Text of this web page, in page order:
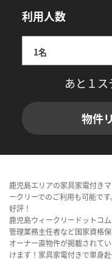
利用人数
あと１ス
物件
鹿児島エリアの家具家電付き
ークリーでのご利用も可能で
好評！
鹿児島ウィークリードットコ
管理業務主任者など国家資格
オーナー直物件が掲載されて
けます！家具家電付きで単身赴